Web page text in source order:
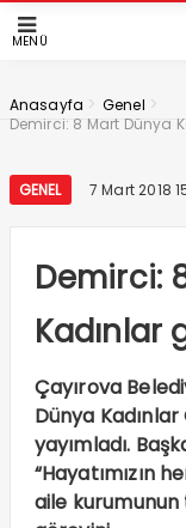
MENÜ
Anasayfa > Genel >
Demirci: 8 Mart Dünya
GENEL 7 Mart 2018
Demirci:
Kadınlar
Çayırova
Dünya
yayımladı.
“Hayatımızın
aile kurumunun